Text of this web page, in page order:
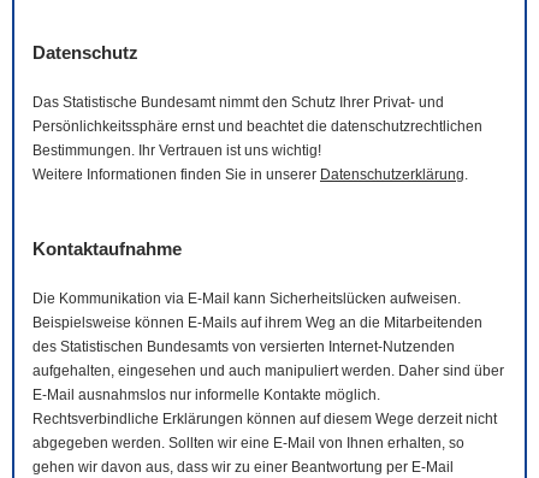
Datenschutz
Das Statistische Bundesamt nimmt den Schutz Ihrer Privat- und
Persönlichkeitssphäre ernst und beachtet die datenschutzrechtlichen
Bestimmungen. Ihr Vertrauen ist uns wichtig!
Weitere Informationen finden Sie in unserer Datenschutzerklärung.
Kontaktaufnahme
Die Kommunikation via E-Mail
kann Sicherheitslücken aufweisen.
Beispielsweise können E-Mails auf ihrem Weg an die Mitarbeitenden
des Statistischen Bundesamts von versierten Internet-Nutzenden
aufgehalten, eingesehen und auch manipuliert werden. Daher sind über
E-Mail ausnahmslos nur informelle Kontakte möglich.
Rechtsverbindliche Erklärungen können auf diesem Wege derzeit nicht
abgegeben werden. Sollten wir eine E-Mail von Ihnen erhalten, so
gehen wir davon aus, dass wir zu einer Beantwortung per E-Mail